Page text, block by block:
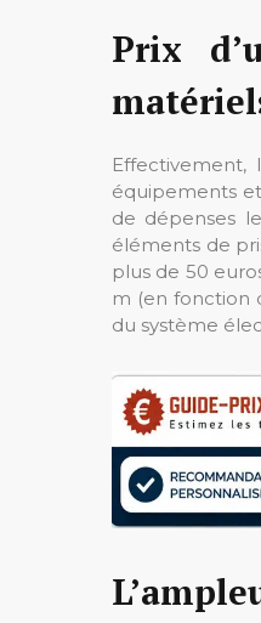
Prix
équipements
de dépenses
éléments de
plus de 50
m (en fonction
du système